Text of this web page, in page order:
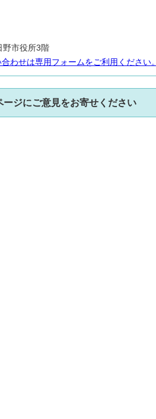
市役所3階
わせは専用フォームをご利用ください。
ージにご意見をお寄せください